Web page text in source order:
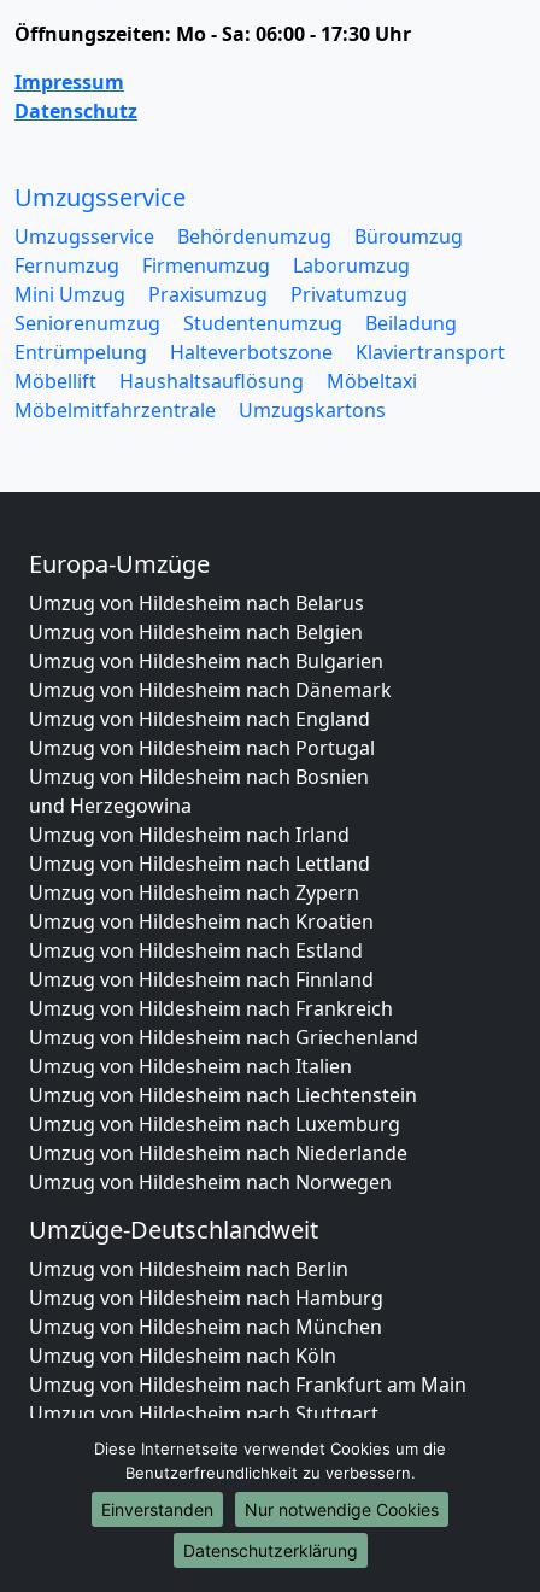
Öffnungszeiten: Mo - Sa: 06:00 - 17:30 Uhr
Impressum
Datenschutz
Umzugsservice
Umzugsservice Behördenumzug
Büroumzug
Fernumzug
Firmenumzug
Laborumzug
Mini Umzug
Praxisumzug
Privatumzug
Seniorenumzug
Studentenumzug
Beiladung
Entrümpelung
Halteverbotszone
Klaviertransport
Möbellift
Haushaltsauflösung
Möbeltaxi
Möbelmitfahrzentrale
Umzugskartons
Europa-Umzüge
Umzug von Hildesheim nach Belarus
Umzug von Hildesheim nach Belgien
Umzug von Hildesheim nach Bulgarien
Umzug von Hildesheim nach Dänemark
Umzug von Hildesheim nach England
Umzug von Hildesheim nach Portugal
Umzug von Hildesheim nach Bosnien
und Herzegowina
Umzug von Hildesheim nach Irland
Umzug von Hildesheim nach Lettland
Umzug von Hildesheim nach Zypern
Umzug von Hildesheim nach Kroatien
Umzug von Hildesheim nach Estland
Umzug von Hildesheim nach Finnland
Umzug von Hildesheim nach Frankreich
Umzug von Hildesheim nach Griechenland
Umzug von Hildesheim nach Italien
Umzug von Hildesheim nach Liechtenstein
Umzug von Hildesheim nach Luxemburg
Umzug von Hildesheim nach Niederlande
Umzug von Hildesheim nach Norwegen
Umzüge-Deutschlandweit
Umzug von Hildesheim nach Berlin
Umzug von Hildesheim nach Hamburg
Umzug von Hildesheim nach München
Umzug von Hildesheim nach Köln
Umzug von Hildesheim nach Frankfurt am Main
Umzug von Hildesheim nach Stuttgart
Umzug von Hildesheim nach Düsseldorf
Umzug von Hildesheim nach Leipzig
Umzug von Hildesheim nach Dortmund
Umzug von Hildesheim nach Essen
Umzug von Hildesheim nach Bremen
Diese Internetseite verwendet Cookies um die
Benutzerfreundlichkeit zu verbessern.
Einverstanden
Nur notwendige Cookies
Datenschutzerklärung